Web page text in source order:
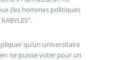
(les hommes politiques
qu’un universitaire
ne puisse voter pour un